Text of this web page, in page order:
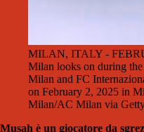
MILAN, ITALY -
Milan looks on during
Milan and FC
on February 2, 2025 in
Milan/AC Milan via
Musah è un giocatore da